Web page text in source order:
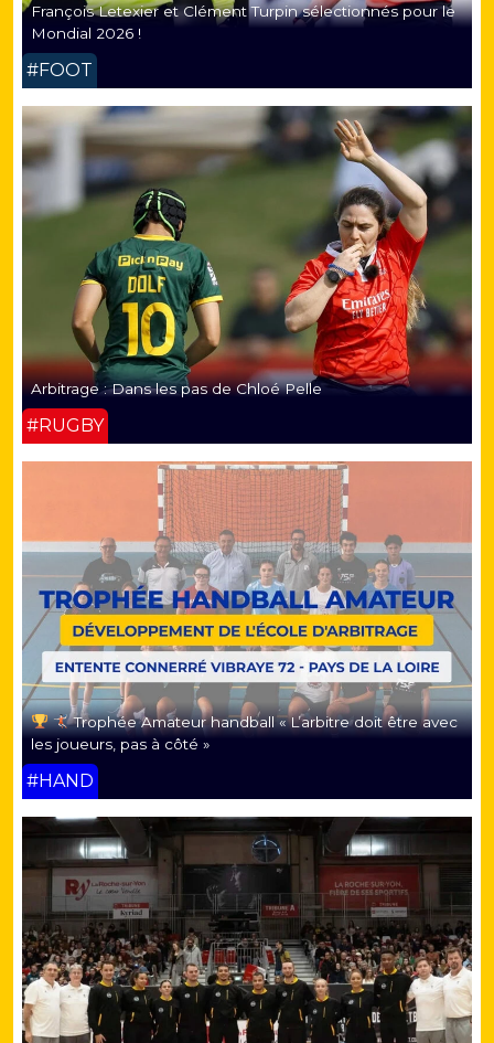
François Letexier et Clément Turpin sélectionnés pour le
Mondial 2026 !
#FOOT
Arbitrage : Dans les pas de Chloé Pelle
#RUGBY
Trophée Amateur handball « L’arbitre doit être avec
les joueurs, pas à côté »
#HAND